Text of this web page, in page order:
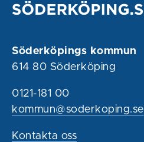
Söderköpings kommun
614 80 Söderköping
0121-181 00
kommun@soderkoping.se
Kontakta oss